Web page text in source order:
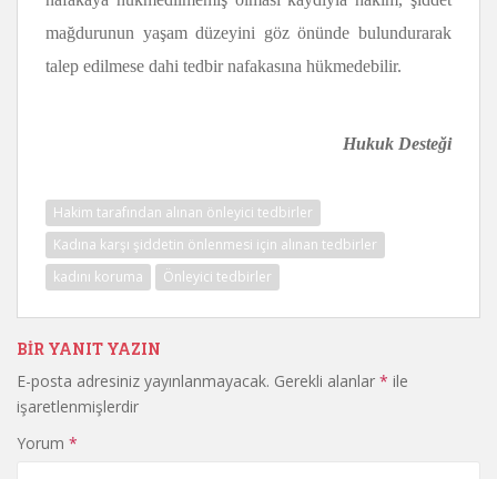
mağdurunun yaşam düzeyini göz önünde bulundurarak
talep edilmese dahi tedbir nafakasına hükmedebilir.
Hukuk Desteği
Hakim tarafından alınan önleyici tedbirler
Kadına karşı şiddetin önlenmesi için alınan tedbirler
kadını koruma
Önleyici tedbirler
BIR YANIT YAZIN
E-posta adresiniz yayınlanmayacak. Gerekli alanlar * ile
işaretlenmişlerdir
Yorum *